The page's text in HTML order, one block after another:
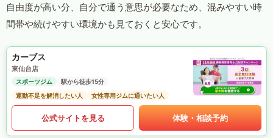
自由度が高い分、自分で通う意思が必要なため、混みやすい時
間帯や続けやすい環境かも見ておくと安心です。
カーブス
東仙台店
スポーツジム
駅から徒歩15分
運動不足を解消したい人
女性専用ジムに通いたい人
公式サイトを見る 体験・相談予約